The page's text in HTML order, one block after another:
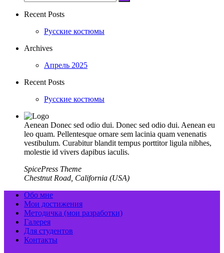
Recent Posts
Русские костюмы
Archives
Апрель 2025
Recent Posts
Русские костюмы
Aenean Donec sed odio dui. Donec sed odio dui. Aenean eu
leo quam. Pellentesque ornare sem lacinia quam venenatis
vestibulum. Curabitur blandit tempus porttitor ligula nibhes,
molestie id vivers dapibus iaculis.
SpicePress Theme
Chestnut Road, California (USA)
Обо мне
Мои достижения
Методичка (мои разработки)
Галерея
Для студентов
Контакты